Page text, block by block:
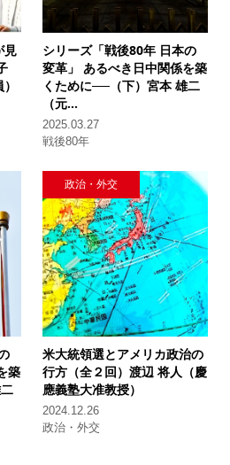
見
シリーズ「戦後80年 日本の
変革」 あるべき日中関係を築
くために──（下）宮本 雄二
（元...
2025.03.27
戦後80年
築
政治・外交
米大統領選とアメリカ政治の
行方（全２回）渡辺 将人（慶
應義塾大准教授）
2024.12.26
政治・外交